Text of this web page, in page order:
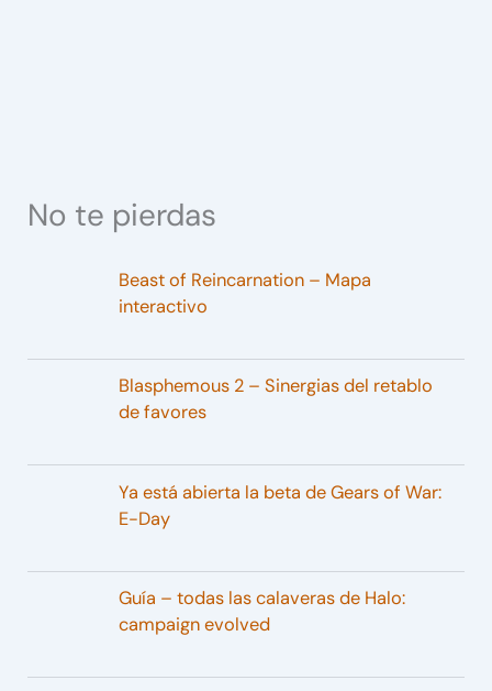
No te pierdas
Beast of Reincarnation – Mapa
interactivo
Blasphemous 2 – Sinergias del retablo
de favores
Ya está abierta la beta de Gears of War:
E-Day
Guía – todas las calaveras de Halo:
campaign evolved